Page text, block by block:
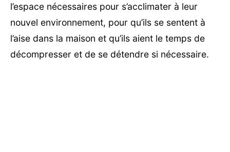
l’espace nécessaires pour s’acclimater à leur
nouvel environnement, pour qu’ils se sentent à
l’aise dans la maison et qu’ils aient le temps de
décompresser et de se détendre si nécessaire.